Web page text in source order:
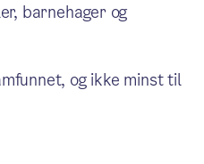
barnehager og
og ikke minst til